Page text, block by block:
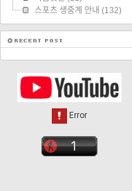
스포츠 생중계 안내 (132)